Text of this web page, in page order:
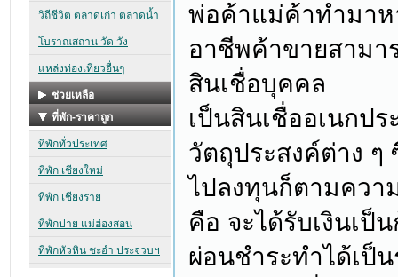
พ่อค้าแม่ค้าทำมาห
อาชีพค้าขายสามา
สินเชื่อบุคคล
เป็นสินเชื่ออเนกป
วัตถุประสงค์ต่าง ๆ
ไปลงทุนก็ตามควา
คือ จะได้รับเงินเป็
ผ่อนชำระทำได้เป็